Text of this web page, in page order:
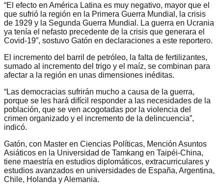
“El efecto en América Latina es muy negativo, mayor que el
que sufrió la región en la Primera Guerra Mundial, la crisis
de 1929 y la Segunda Guerra Mundial. La guerra en Ucrania
ya tenía el nefasto precedente de la crisis que generara el
Covid-19”, sostuvo Gatón en declaraciones a este reportero.
El incremento del barril de petróleo, la falta de fertilizantes,
sumado al incremento del trigo y el maíz, se combinan para
afectar a la región en unas dimensiones inéditas.
“Las democracias sufrirán mucho a causa de la guerra,
porque se les hará difícil responder a las necesidades de la
población, que se ven acogotadas por la violencia del
crimen organizado y el incremento de la delincuencia”,
indicó.
Gatón, con Master en Ciencias Políticas, Mención Asuntos
Asiáticos en la Universidad de Tamkang en Taipéi-China,
tiene maestría en estudios diplomáticos, extracurriculares y
estudios avanzados en universidades de España, Argentina,
Chile, Holanda y Alemania.